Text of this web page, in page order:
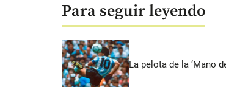
Para seguir leyendo
La pelota de la ‘Mano